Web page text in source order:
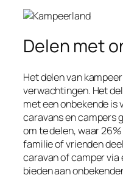
Delen met
Het delen van
verwachtingen. Het
met een onbekende is
caravans en campers
om te delen, waar
familie of vrienden
caravan of camper
bieden aan